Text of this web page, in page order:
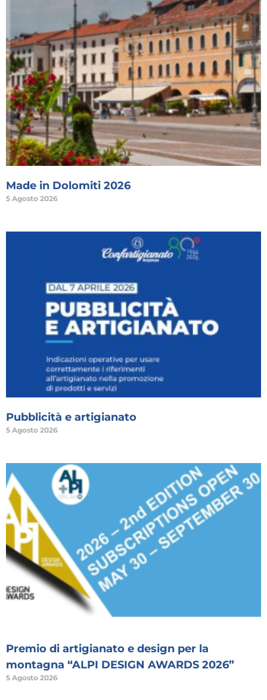
Made in Dolomiti 2026
5 Agosto 2026
Pubblicità e artigianato
5 Agosto 2026
Premio di artigianato e design per la
montagna “ALPI DESIGN AWARDS 2026”
5 Agosto 2026